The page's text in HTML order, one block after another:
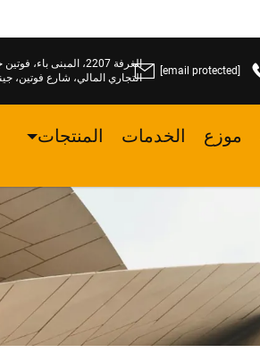
التجاري المالي، شارع فوتين،
المنتجات الخدمات موزع